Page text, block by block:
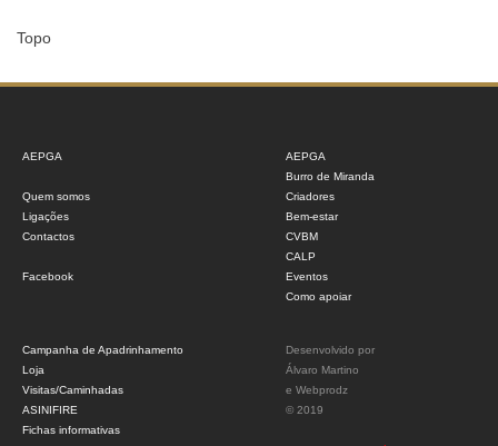
Topo
AEPGA
Quem somos
Ligações
Contactos
Facebook
AEPGA
Burro de Miranda
Criadores
Bem-estar
CVBM
CALP
Eventos
Como apoiar
Campanha de Apadrinhamento
Loja
Visitas/Caminhadas
ASINIFIRE
Fichas informativas
Desenvolvido por
Álvaro Martino
e Webprodz
© 2019